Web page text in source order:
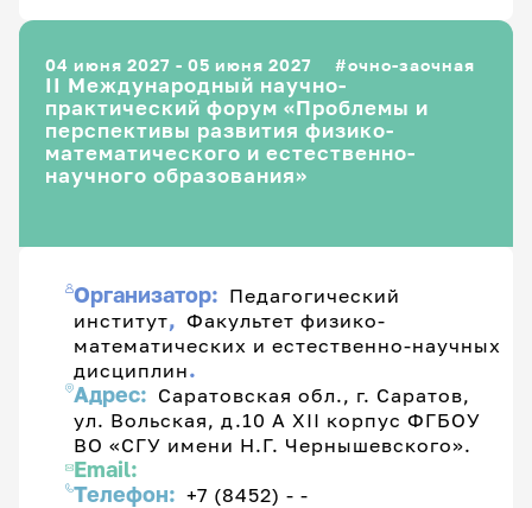
04 июня 2027 - 05 июня 2027 очно-заочная
II Международный научно-
практический форум «Проблемы и
перспективы развития физико-
математического и естественно-
научного образования»
Организатор: Педагогический
институт, Факультет физико-
математических и естественно-научных
дисциплин.
Адрес: Саратовская обл., г. Саратов,
ул. Вольская, д.10 А XII корпус ФГБОУ
ВО «СГУ имени Н.Г. Чернышевского».
Email:
Телефон: +7 (8452) - -